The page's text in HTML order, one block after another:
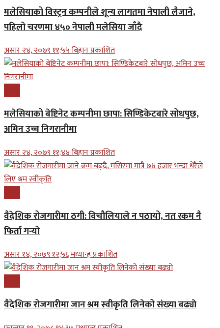
मलेसियाको विस्ट्रन कम्पनीले शून्य लागतमा नेपाली लैजाने,
पहिलो चरणमा ४५० नेपाली मलेसिया जाँदै
असार २४, २०७९ ११;५५ बिहान प्रकाशित
मलेसियाको बेष्टिनेट कम्पनीमा छापा: सिण्डिकेटबारे सोधपुछ,
अमिन उच्च निगरानीमा
असार २४, २०७९ ११;४४ बिहान प्रकाशित
वैदेशिक रोजगारीमा ठगी: विचौलियाले न पठायो, नत रकम नै
फिर्ता गर्‍यो
असार १४, २०७९ १२;५६ मध्यान्ह प्रकाशित
वैदेशिक रोजगारीमा जान श्रम स्वीकृति लिनेको संख्या बढ्याे